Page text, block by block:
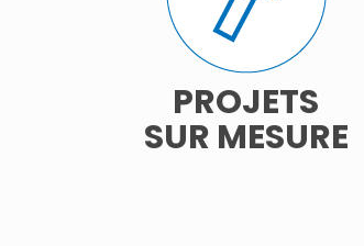
PROJETS
SUR MESURE